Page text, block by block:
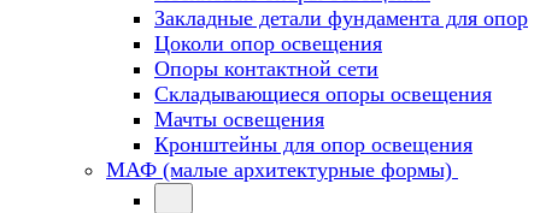
Закладные детали фундамента для опор
Цоколи опор освещения
Опоры контактной сети
Cкладывающиеся опоры освещения
Мачты освещения
Кронштейны для опор освещения
МАФ (малые архитектурные формы)